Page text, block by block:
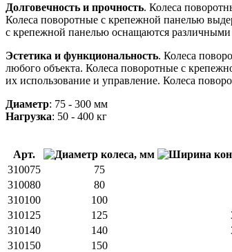
Долговечность и прочность. Колеса
Колеса поворотные с крепежной панелью
с крепежной панелью оснащаются
Эстетика и функциональность. Колеса
любого объекта. Колеса поворотные с
их использование и управление. Колеса
Диаметр: 75 - 300 мм
Нагрузка: 50 - 400 кг
Арт.
310075
75
310080
80
310100
100
310125
125
310140
140
310150
150